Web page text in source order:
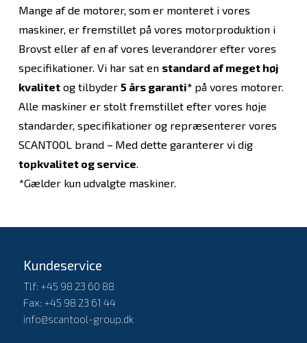
Mange af de motorer, som er monteret i vores
maskiner, er fremstillet på vores motorproduktion i
Brovst eller af en af vores leverandører efter vores
specifikationer. Vi har sat en standard af meget høj
kvalitetog tilbyder 5 års garanti*på vores motorer.
Alle maskiner er stolt fremstillet efter vores høje
standarder, specifikationer og repræsenterer vores
SCANTOOL brand – Med dette garanterer vi dig
topkvalitet og service.
*Gælder kun udvalgte maskiner.
Kundeservice
Tlf: +45 98 23 60 88
Fax: +45 98 23 61 44
info@scantool-group.dk